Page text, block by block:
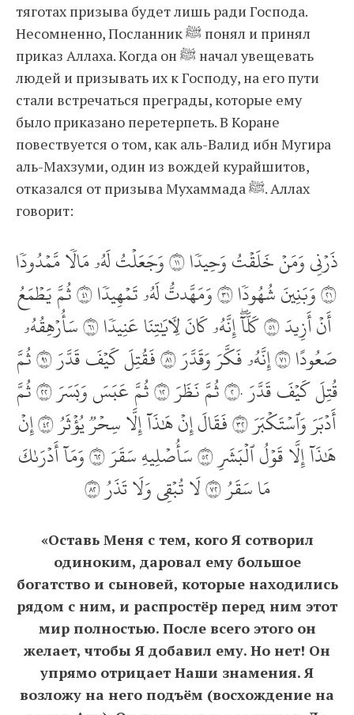
тяготах призыва будет лишь ради Господа.
Несомненно, Посланник ﷺ понял и принял
приказ Аллаха. Когда он ﷺ начал увещевать
людей и призывать их к Господу, на его пути
стали встречаться преграды, которые ему
было приказано перетерпеть. В Коране
повествуется о том, как аль-Валид ибн Мугира
аль-Махзуми, один из вождей курайшитов,
отказался от призыва Мухаммада ﷺ. Аллах
говорит:
ذَرۡنِي وَمَنۡ خَلَقۡتُ وَحِيدٗا ١١ وَجَعَلۡتُ لَهُۥ مَالٗا مَّمۡدُودٗا
١٢ وَبَنِينَ شُهُودٗا ١٣ وَمَهَّدتُّ لَهُۥ تَمۡهِيدٗا ١٤ ثُمَّ يَطۡمَعُ
أَنۡ أَزِيدَ ١٥ كَلَّآۖ إِنَّهُۥ كَانَ لِأٓيَٰتِنَا عَنِيدٗا ١٦ سَأُرۡهِقُهُۥ
صَعُودًا ١٧ إِنَّهُۥ فَكَّرَ وَقَدَّرَ ١٨ فَقُتِلَ كَيۡفَ قَدَّرَ ١٩ ثُمَّ
قُتِلَ كَيۡفَ قَدَّرَ ٢٠ ثُمَّ نَظَرَ ٢١ ثُمَّ عَبَسَ وَبَسَرَ ٢٢ ثُمَّ
أَدۡبَرَ وَٱسۡتَكۡبَرَ ٢٣ فَقَالَ إِنۡ هَٰذَآ إِلَّا سِحۡرٞ يُؤۡثَرُ ٢٤ إِنۡ
هَٰذَآ إِلَّا قَوۡلُ ٱلۡبَشَرِ ٢٥ سَأُصۡلِيهِ سَقَرَ ٢٦ وَمَآ أَدۡرَىٰكَ
مَا سَقَرُ ٢٧ لَا تُبۡقِي وَلَا تَذَرُ ٢٨
«Оставь Меня с тем, кого Я сотворил
одиноким, даровал ему большое
богатство и сыновей, которые находились
рядом с ним, и распростёр перед ним этот
мир полностью. После всего этого он
желает, чтобы Я добавил ему. Но нет! Он
упрямо отрицает Наши знамения. Я
возложу на него подъём (восхождение на